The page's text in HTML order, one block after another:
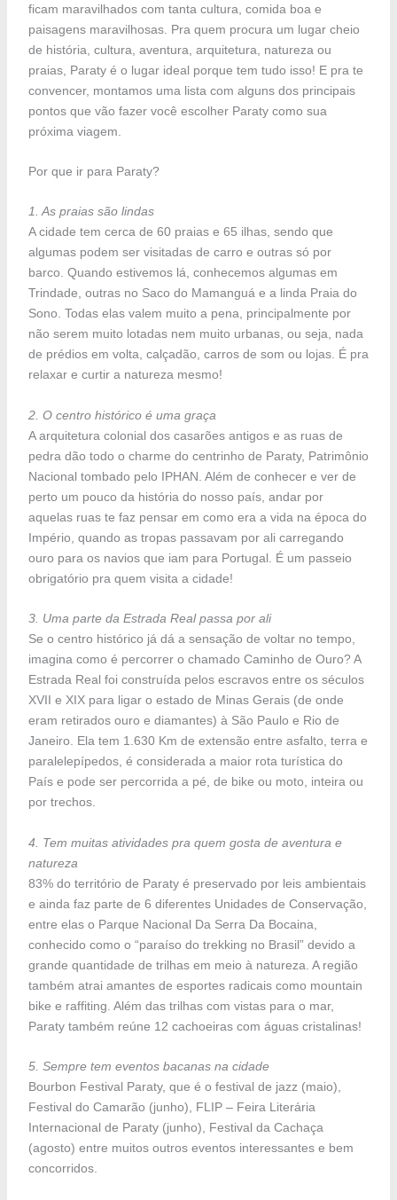
ficam maravilhados com tanta cultura, comida boa e
paisagens maravilhosas. Pra quem procura um lugar cheio
de história, cultura, aventura, arquitetura, natureza ou
praias, Paraty é o lugar ideal porque tem tudo isso! E pra te
convencer, montamos uma lista com alguns dos principais
pontos que vão fazer você escolher Paraty como sua
próxima viagem.
Por que ir para Paraty?
1. As praias são lindas
A cidade tem cerca de 60 praias e 65 ilhas, sendo que
algumas podem ser visitadas de carro e outras só por
barco. Quando estivemos lá, conhecemos algumas em
Trindade, outras no Saco do Mamanguá e a linda Praia do
Sono. Todas elas valem muito a pena, principalmente por
não serem muito lotadas nem muito urbanas, ou seja, nada
de prédios em volta, calçadão, carros de som ou lojas. É pra
relaxar e curtir a natureza mesmo!
2. O centro histórico é uma graça
A arquitetura colonial dos casarões antigos e as ruas de
pedra dão todo o charme do centrinho de Paraty, Patrimônio
Nacional tombado pelo IPHAN. Além de conhecer e ver de
perto um pouco da história do nosso país, andar por
aquelas ruas te faz pensar em como era a vida na época do
Império, quando as tropas passavam por ali carregando
ouro para os navios que iam para Portugal. É um passeio
obrigatório pra quem visita a cidade!
3. Uma parte da Estrada Real passa por ali
Se o centro histórico já dá a sensação de voltar no tempo,
imagina como é percorrer o chamado Caminho de Ouro? A
Estrada Real foi construída pelos escravos entre os séculos
XVII e XIX para ligar o estado de Minas Gerais (de onde
eram retirados ouro e diamantes) à São Paulo e Rio de
Janeiro. Ela tem 1.630 Km de extensão entre asfalto, terra e
paralelepípedos, é considerada a maior rota turística do
País e pode ser percorrida a pé, de bike ou moto, inteira ou
por trechos.
4. Tem muitas atividades pra quem gosta de aventura e
natureza
83% do território de Paraty é preservado por leis ambientais
e ainda faz parte de 6 diferentes Unidades de Conservação,
entre elas o Parque Nacional Da Serra Da Bocaina,
conhecido como o “paraíso do trekking no Brasil” devido a
grande quantidade de trilhas em meio à natureza. A região
também atrai amantes de esportes radicais como mountain
bike e raffiting. Além das trilhas com vistas para o mar,
Paraty também reúne 12 cachoeiras com águas cristalinas!
5. Sempre tem eventos bacanas na cidade
Bourbon Festival Paraty, que é o festival de jazz (maio),
Festival do Camarão (junho), FLIP – Feira Literária
Internacional de Paraty (junho), Festival da Cachaça
(agosto) entre muitos outros eventos interessantes e bem
concorridos.